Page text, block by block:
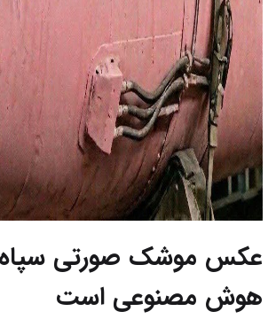
عکس موشک صورتی
هوش مصنوعی است